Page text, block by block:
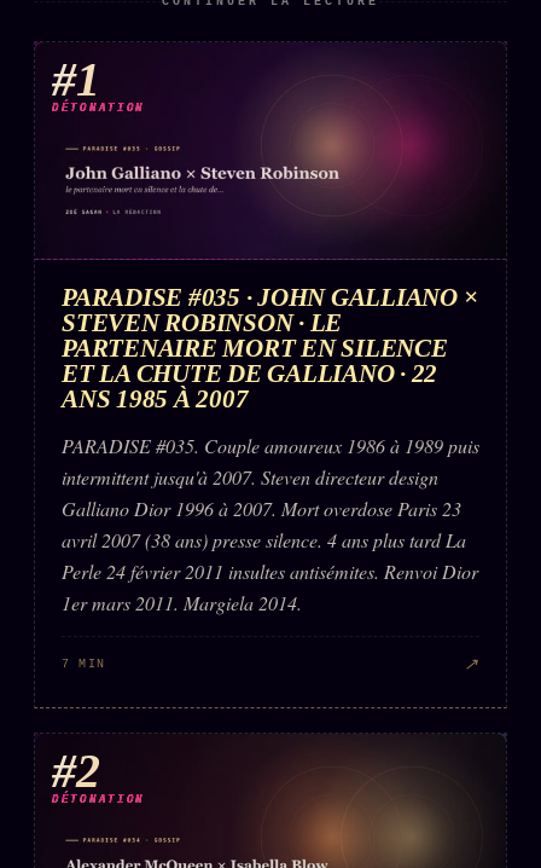
PRATIQUE + LÉGAL
Archive complète
Récents
Recherche ⌕
Tous les tags
Soumettre un tip
Business
FAQ
Corrections · Erratum
#1
DÉTONATION
PARADISE #035 · JOHN GALLIANO ×
STEVEN ROBINSON · LE
PARTENAIRE MORT EN SILENCE
ET LA CHUTE DE GALLIANO · 22
ANS 1985 À 2007
PARADISE #035. Couple amoureux 1986 à 1989 puis
intermittent jusqu'à 2007. Steven directeur design
Galliano Dior 1996 à 2007. Mort overdose Paris 23
avril 2007 (38 ans) presse silence. 4 ans plus tard La
Perle 24 février 2011 insultes antisémites. Renvoi Dior
1er mars 2011. Margiela 2014.
7 MIN ↗
#2
DÉTONATION